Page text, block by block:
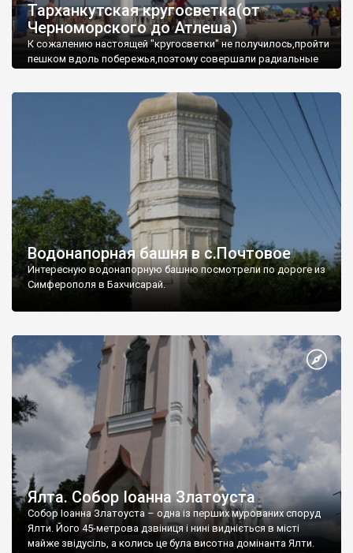
Тарханкутская кругосветка(от
Черноморского до Атлеша)
К сожалению настоящей "кругосветки" не получилось,пройти
пешком вдоль побережья,поэтому совершали радиальные
Водонапорная башня в с.Почтовое
Интересную водонапорную башню посмотрели по дороге из
Симферополя в Бахчисарай.
Ялта. Собор Іоанна Златоуста
Собор Іоанна Златоуста – одна із перших мурованих споруд
Ялти. Його 45-метрова дзвіниця і нині видніється в місті
майже звідусіль, а колись це була висотна домінанта Ялти.